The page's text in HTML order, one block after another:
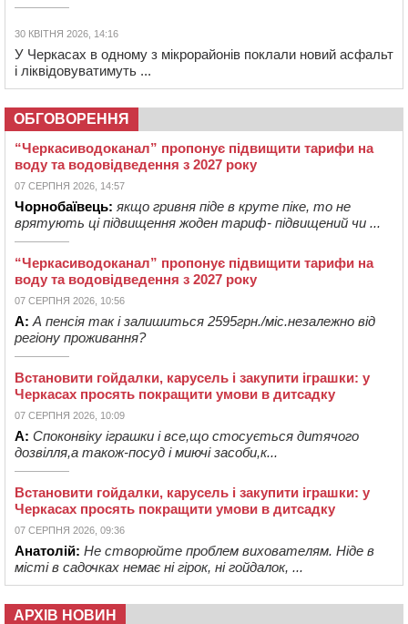
30 КВІТНЯ 2026, 14:16
У Черкасах в одному з мікрорайонів поклали новий асфальт
і ліквідовуватимуть ...
ОБГОВОРЕННЯ
“Черкасиводоканал” пропонує підвищити тарифи на
воду та водовідведення з 2027 року
07 СЕРПНЯ 2026, 14:57
Чорнобаївець: якщо гривня піде в круте піке, то не
врятують ці підвищення жоден тариф- підвищений чи ...
“Черкасиводоканал” пропонує підвищити тарифи на
воду та водовідведення з 2027 року
07 СЕРПНЯ 2026, 10:56
А: А пенсія так і залишиться 2595грн./міс.незалежно від
регіону проживання?
Встановити гойдалки, карусель і закупити іграшки: у
Черкасах просять покращити умови в дитсадку
07 СЕРПНЯ 2026, 10:09
А: Споконвіку іграшки і все,що стосується дитячого
дозвілля,а також-посуд і миючі засоби,к...
Встановити гойдалки, карусель і закупити іграшки: у
Черкасах просять покращити умови в дитсадку
07 СЕРПНЯ 2026, 09:36
Анатолій: Не створюйте проблем вихователям. Ніде в
місті в садочках немає ні гірок, ні гойдалок, ...
АРХІВ НОВИН